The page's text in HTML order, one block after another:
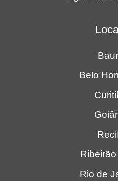
Belo
Ribeirão
Rio de